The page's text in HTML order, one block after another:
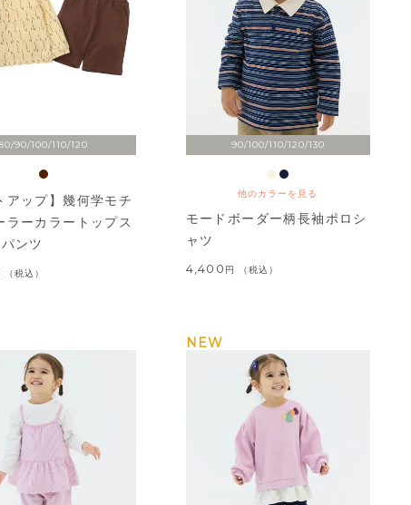
90/100/110/120
アップ】幾何学モチ
ラーカラートップス
ンツ
税込
90/100/110/120/130
他のカラーを見る
モードボーダー柄長袖ポロシ
ャツ
4,400 税込
NEW